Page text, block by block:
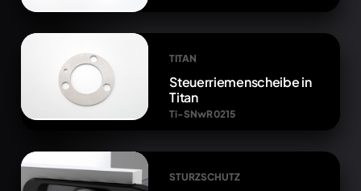
TITAN
Steuerriemenscheibe in
Titan
Ti-SNwR 0215
STURZSCHUTZ